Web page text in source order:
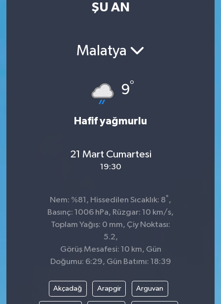
ŞU AN
Malatya
9°
Hafif yağmurlu
21 Mart Cumartesi
19:30
Nem: %81, Hissedilen Sıcaklık: 8° ,
Basınç: 1006 hPa, Rüzgar: 10 km/s,
Toplam Yağış: 0 mm, Çiy Noktası:
5.2,
Görüş Mesafesi: 10 km, Gün
Doğumu: 6:29, Gün Batımı: 18:39
Akçadağ Arapgir Arguvan
Resmi İlanlar